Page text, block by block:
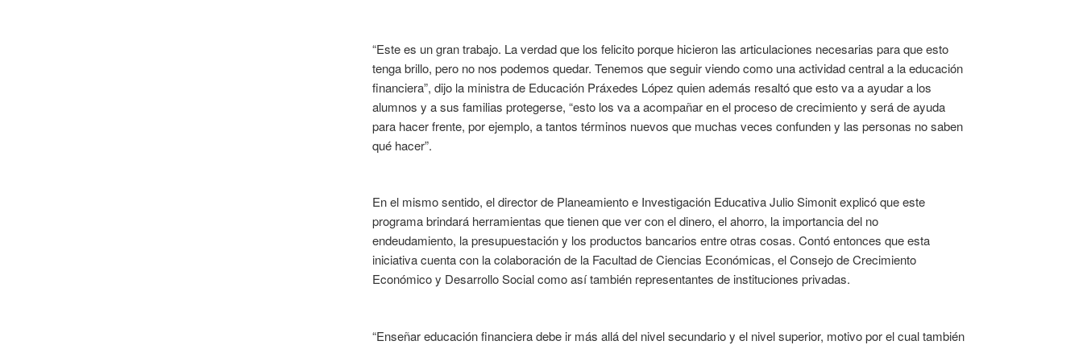
“Este es un gran trabajo. La verdad que los felicito porque hicieron las articulaciones necesarias para que esto
tenga brillo, pero no nos podemos quedar. Tenemos que seguir viendo como una actividad central a la educación
financiera”, dijo la ministra de Educación Práxedes López quien además resaltó que esto va a ayudar a los
alumnos y a sus familias protegerse, “esto los va a acompañar en el proceso de crecimiento y será de ayuda
para hacer frente, por ejemplo, a tantos términos nuevos que muchas veces confunden y las personas no saben
qué hacer”.
En el mismo sentido, el director de Planeamiento e Investigación Educativa Julio Simonit explicó que este
programa brindará herramientas que tienen que ver con el dinero, el ahorro, la importancia del no
endeudamiento, la presupuestación y los productos bancarios entre otras cosas. Contó entonces que esta
iniciativa cuenta con la colaboración de la Facultad de Ciencias Económicas, el Consejo de Crecimiento
Económico y Desarrollo Social como así también representantes de instituciones privadas.
“Enseñar educación financiera debe ir más allá del nivel secundario y el nivel superior, motivo por el cual también